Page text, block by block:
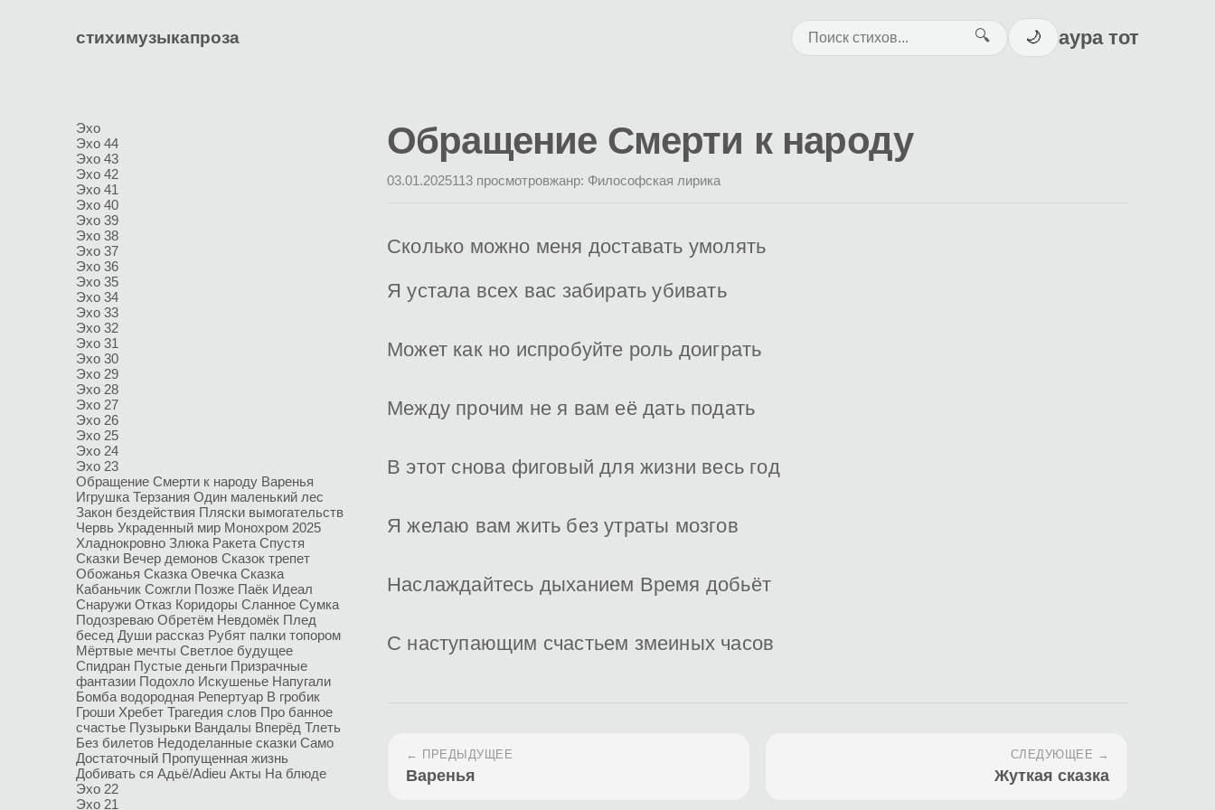
стихимузыкапроза 🔍 🌙 аура тот
Эхо
Эхо 44
Эхо 43
Эхо 42
Эхо 41
Эхо 40
Эхо 39
Эхо 38
Эхо 37
Эхо 36
Эхо 35
Эхо 34
Эхо 33
Эхо 32
Эхо 31
Эхо 30
Эхо 29
Эхо 28
Эхо 27
Эхо 26
Эхо 25
Эхо 24
Эхо 23
Обращение Смерти к народу Варенья
Игрушка Терзания Один маленький лес
Закон бездействия Пляски вымогательств
Червь Украденный мир Монохром 2025
Хладнокровно Злюка Ракета Спустя
Сказки Вечер демонов Сказок трепет
Обожанья Сказка Овечка Сказка
Кабаньчик Сожгли Позже Паёк Идеал
Снаружи Отказ Коридоры Сланное Сумка
Подозреваю Обретём Невдомёк Плед
бесед Души рассказ Рубят палки топором
Мёртвые мечты Светлое будущее
Спидран Пустые деньги Призрачные
фантазии Подохло Искушенье Напугали
Бомба водородная Репертуар В гробик
Гроши Хребет Трагедия слов Про банное
счастье Пузырьки Вандалы Вперёд Тлеть
Без билетов Недоделанные сказки Само
Достаточный Пропущенная жизнь
Добивать ся Адьё/Adieu Акты На блюде
Эхо 22
Эхо 21
Обращение Смерти к народу
03.01.2025113 просмотровжанр: Философская лирика
Сколько можно меня доставать умолять
Я устала всех вас забирать убивать
Может как но испробуйте роль доиграть
Между прочим не я вам её дать подать
В этот снова фиговый для жизни весь год
Я желаю вам жить без утраты мозгов
Наслаждайтесь дыханием Время добьёт
С наступающим счастьем змеиных часов
← ПРЕДЫДУЩЕЕ
Варенья
СЛЕДУЮЩЕЕ →
Жуткая сказка